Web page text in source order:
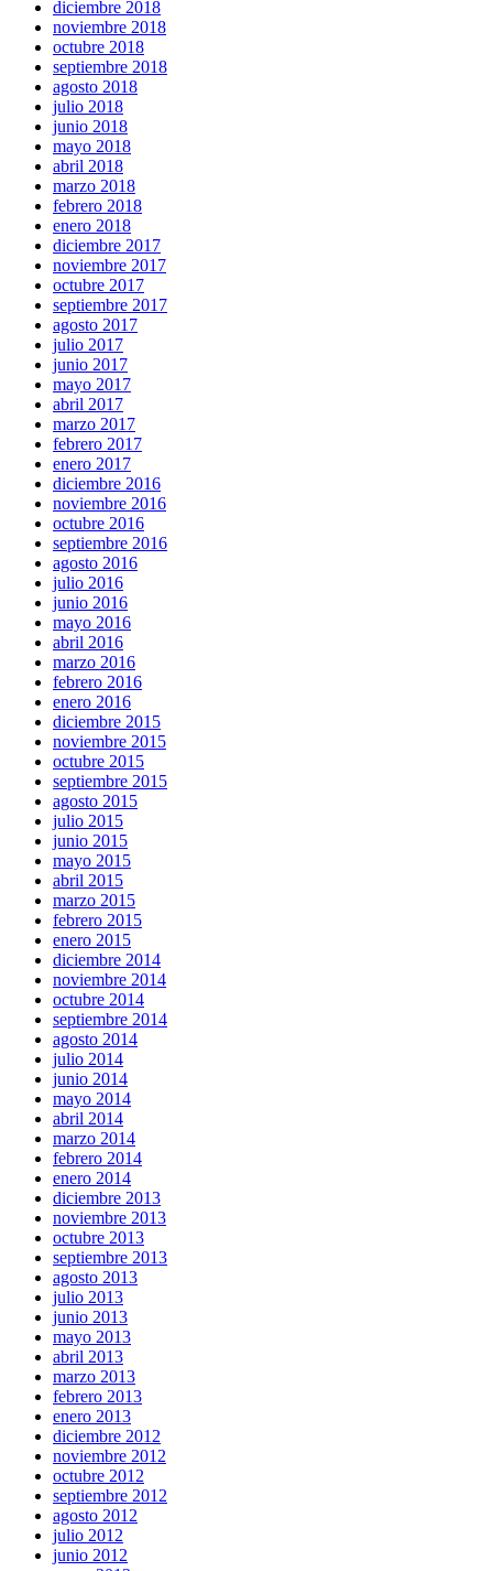
diciembre 2018
noviembre 2018
octubre 2018
septiembre 2018
agosto 2018
julio 2018
junio 2018
mayo 2018
abril 2018
marzo 2018
febrero 2018
enero 2018
diciembre 2017
noviembre 2017
octubre 2017
septiembre 2017
agosto 2017
julio 2017
junio 2017
mayo 2017
abril 2017
marzo 2017
febrero 2017
enero 2017
diciembre 2016
noviembre 2016
octubre 2016
septiembre 2016
agosto 2016
julio 2016
junio 2016
mayo 2016
abril 2016
marzo 2016
febrero 2016
enero 2016
diciembre 2015
noviembre 2015
octubre 2015
septiembre 2015
agosto 2015
julio 2015
junio 2015
mayo 2015
abril 2015
marzo 2015
febrero 2015
enero 2015
diciembre 2014
noviembre 2014
octubre 2014
septiembre 2014
agosto 2014
julio 2014
junio 2014
mayo 2014
abril 2014
marzo 2014
febrero 2014
enero 2014
diciembre 2013
noviembre 2013
octubre 2013
septiembre 2013
agosto 2013
julio 2013
junio 2013
mayo 2013
abril 2013
marzo 2013
febrero 2013
enero 2013
diciembre 2012
noviembre 2012
octubre 2012
septiembre 2012
agosto 2012
julio 2012
junio 2012